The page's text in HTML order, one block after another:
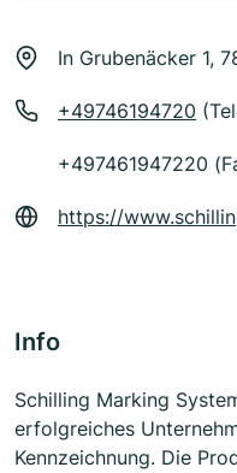
In Grubenäcker 1,
+49746194720
+497461947220
https://
Info
Schilling Marking
erfolgreiches
Kennzeichnung. Die